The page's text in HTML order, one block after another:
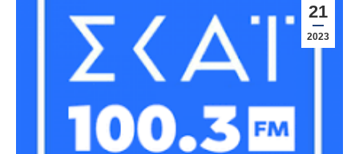
21
2023